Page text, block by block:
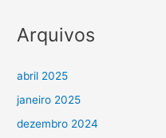
Arquivos
abril 2025
janeiro 2025
dezembro 2024